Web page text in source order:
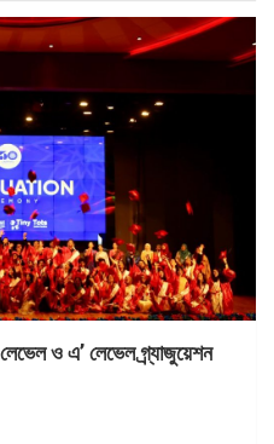
লেভেল ও এ’ লেভেল গ্র্যাজুয়েশন